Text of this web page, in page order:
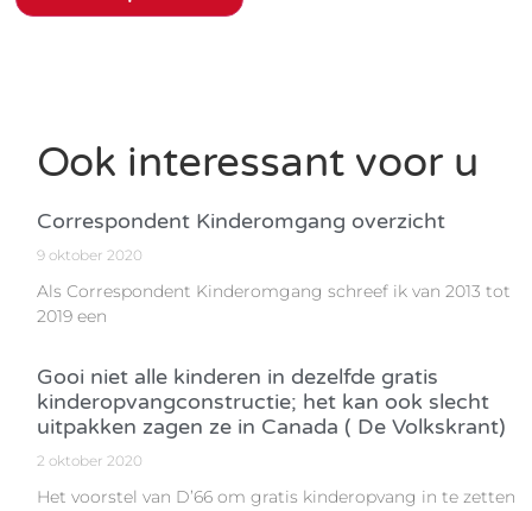
Ook interessant voor u
Correspondent Kinderomgang overzicht
9 oktober 2020
Als Correspondent Kinderomgang schreef ik van 2013 tot
2019 een
Gooi niet alle kinderen in dezelfde gratis
kinderopvangconstructie; het kan ook slecht
uitpakken zagen ze in Canada ( De Volkskrant)
2 oktober 2020
Het voorstel van D’66 om gratis kinderopvang in te zetten